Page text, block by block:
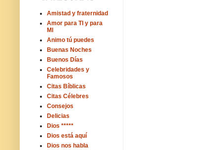
Amistad y fraternidad
Amor para TI y para
MI
Animo tú puedes
Buenas Noches
Buenos Días
Celebridades y
Famosos
Citas Bíblicas
Citas Célebres
Consejos
Delicias
Dios *****
Dios está aquí
Dios nos habla